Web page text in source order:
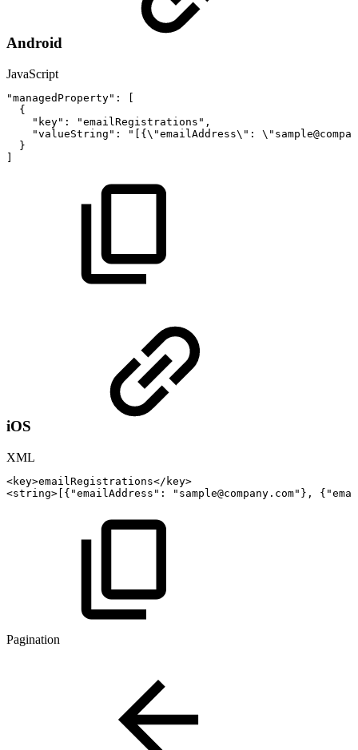
Android
JavaScript
"managedProperty" :
[
{
"key" : "emailRegistrations" ,
"valueString" : "[{\"emailAddress\":
}
]
iOS
XML
<key>emailRegistrations</ key>
<string> [{"emailAddress": "sample@company.com"},
Pagination